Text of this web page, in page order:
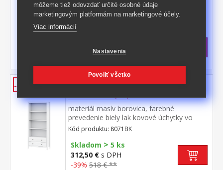
prevedenie biely lak kovové úchytky vo
farebnom prevedení černená mosadz jedna
zásuvka s kovovými pojazdmi
s DPH
98 € **
-39%
Knižnica 2 zásuvky TORINO biela,
materiál masív borovica, farebné
prevedenie biely lak kovové úchytky vo
farebnom prevedení černená mosadz tri
police, dve zásuvky s kovovými pojazdmi
Kód produktu: 8071BK
Skladom > 5 ks
312,50 € s DPH
-39% 518 € **
môžeme tiež odovzdať určité osobné údaje
marketingovým platformám na marketingové účely.
Viac informácií
Nastavenia
Povoliť všetko